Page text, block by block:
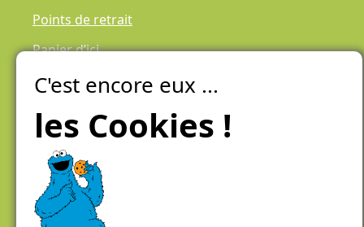
Points de retrait
Panier d’ici
Laiteries Réunies Genève
Créer mon compte
Chemin des Aulx 6,
1228 Plan-les-Ouates
Case postale 1055
1211 Genève 26
C'est encore eux ...
les Cookies !